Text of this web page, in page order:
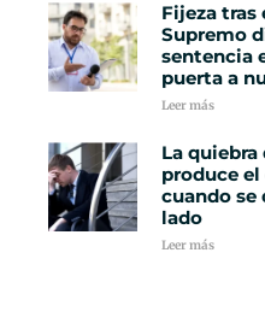
Fijeza tras
Supremo
sentencia
puerta a
Leer más
La quiebra
produce el
cuando se
lado
Leer más